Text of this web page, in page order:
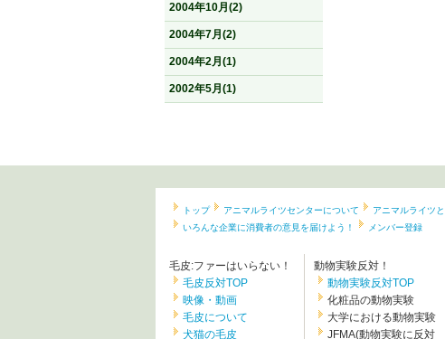
2004年10月(2)
2004年7月(2)
2004年2月(1)
2002年5月(1)
トップ アニマルライツセンターについて アニマルライツ
いろんな企業に消費者の意見を届けよう！
メンバー登録
毛皮:ファーはいらない！
毛皮反対TOP
映像・動画
毛皮について
犬猫の毛皮
動物実験反対！
動物実験反対TOP
化粧品の動物実験
大学における動物実験
JFMA(動物実験に反対